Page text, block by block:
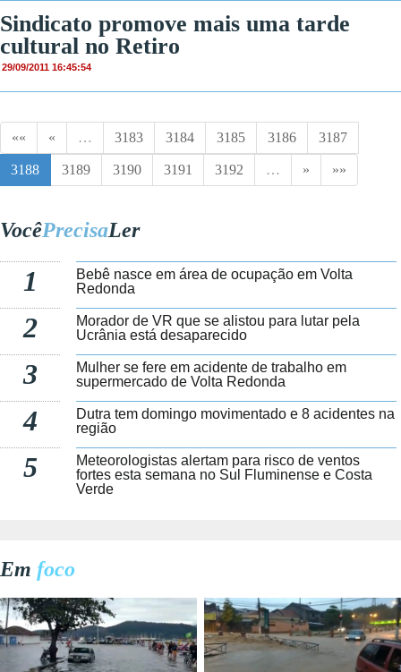
Sindicato promove mais uma tarde
cultural no Retiro
29/09/2011 16:45:54
«« « … 3183 3184 3185 3186 3187
3188 3189 3190 3191 3192 … » »»
VocêPrecisaLer
1
Bebê nasce em área de ocupação em Volta
Redonda
2
Morador de VR que se alistou para lutar pela
Ucrânia está desaparecido
3
Mulher se fere em acidente de trabalho em
supermercado de Volta Redonda
4
Dutra tem domingo movimentado e 8 acidentes na
região
5
Meteorologistas alertam para risco de ventos
fortes esta semana no Sul Fluminense e Costa
Verde
Em foco